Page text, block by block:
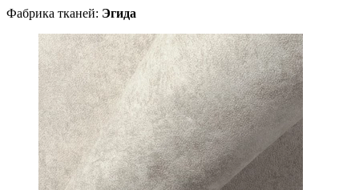
Фабрика тканей: Эгида